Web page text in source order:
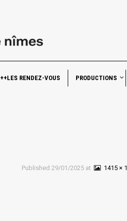
++LES RENDEZ-VOUS PRODUCTIONS
Published 29/01/2025at 1415 ×